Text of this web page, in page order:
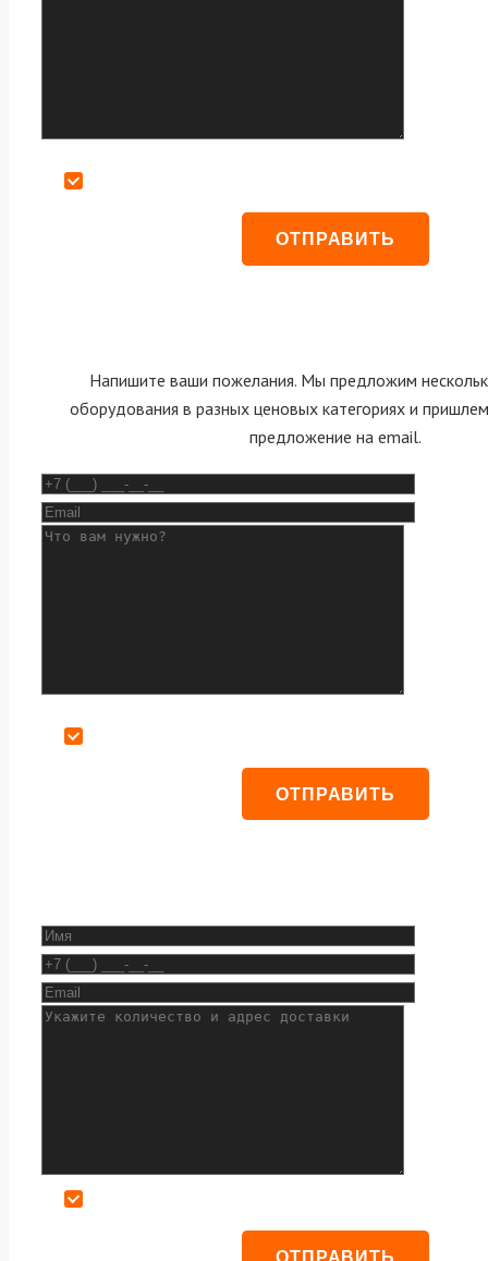
Напишите ваши пожелания. Мы предложим
оборудования в разных ценовых категориях и
предложение на email.